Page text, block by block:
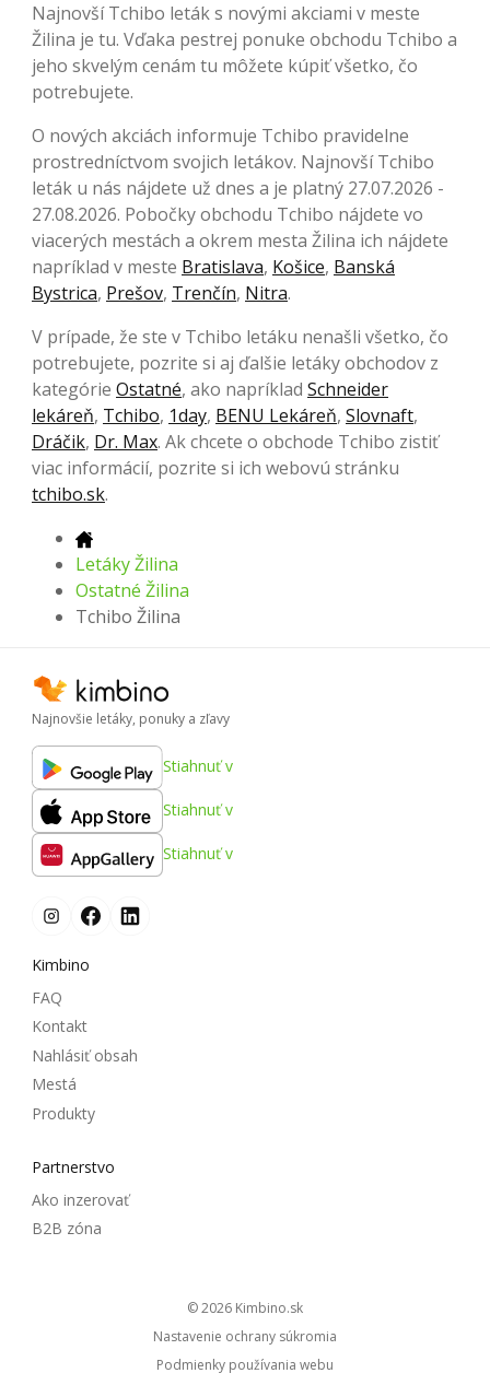
Najnovší Tchibo leták s novými akciami v meste
Žilina je tu. Vďaka pestrej ponuke obchodu Tchibo a
jeho skvelým cenám tu môžete kúpiť všetko, čo
potrebujete.
O nových akciách informuje Tchibo pravidelne
prostredníctvom svojich letákov. Najnovší Tchibo
leták u nás nájdete už dnes a je platný 27.07.2026 -
27.08.2026. Pobočky obchodu Tchibo nájdete vo
viacerých mestách a okrem mesta Žilina ich nájdete
napríklad v meste Bratislava, Košice, Banská
Bystrica, Prešov, Trenčín, Nitra.
V prípade, že ste v Tchibo letáku nenašli všetko, čo
potrebujete, pozrite si aj ďalšie letáky obchodov z
kategórie Ostatné, ako napríklad Schneider
lekáreň, Tchibo, 1day, BENU Lekáreň, Slovnaft,
Dráčik, Dr. Max. Ak chcete o obchode Tchibo zistiť
viac informácií, pozrite si ich webovú stránku
tchibo.sk.
Letáky Žilina
Ostatné Žilina
Tchibo Žilina
Najnovšie letáky, ponuky a zľavy
Stiahnuť v
Stiahnuť v
Stiahnuť v
Kimbino
FAQ
Kontakt
Nahlásiť obsah
Mestá
Produkty
Partnerstvo
Ako inzerovať
B2B zóna
© 2026
kimbino.sk
Nastavenie ochrany súkromia
Podmienky používania webu